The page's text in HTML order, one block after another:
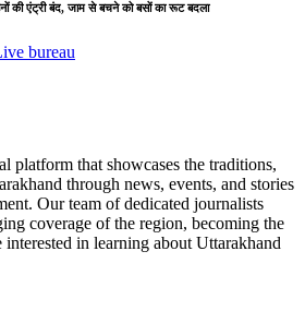
की एंट्री बंद, जाम से बचने को बसों का रूट बदला
bureau
platform that showcases the traditions,
through news, events, and stories
Our team of dedicated journalists
coverage of the region, becoming the
in learning about Uttarakhand